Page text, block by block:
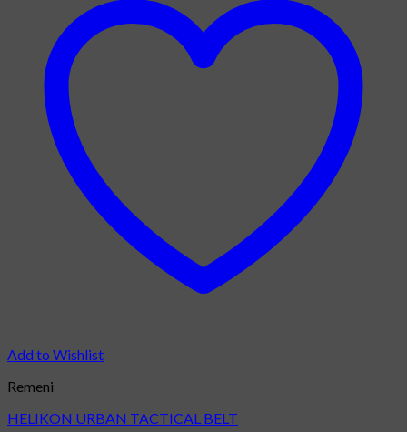
Add to Wishlist
Remeni
HELIKON URBAN TACTICAL BELT